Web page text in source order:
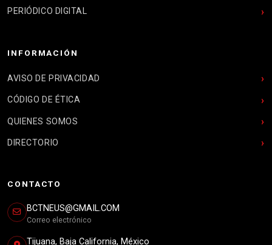
PERIÓDICO DIGITAL
INFORMACIÓN
AVISO DE PRIVACIDAD
CÓDIGO DE ÉTICA
QUIENES SOMOS
DIRECTORIO
CONTACTO
BCTNEUS@GMAIL.COM
Correo electrónico
Tijuana, Baja California, México